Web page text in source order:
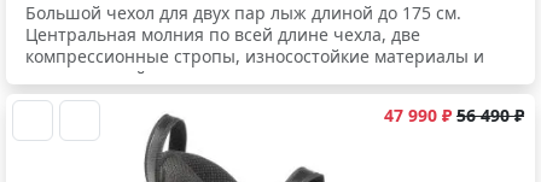
Большой чехол для двух пар лыж длиной до 175 см.
Центральная молния по всей длине чехла, две
компрессионные стропы, износостойкие материалы и
минимальный вес.
47 990 ₽ 56 490 ₽